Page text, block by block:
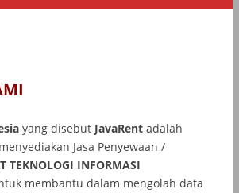
yang disebut JavaRent adalah
Jasa Penyewaan /
TEKNOLOGI INFORMASI
membantu dalam mengolah data